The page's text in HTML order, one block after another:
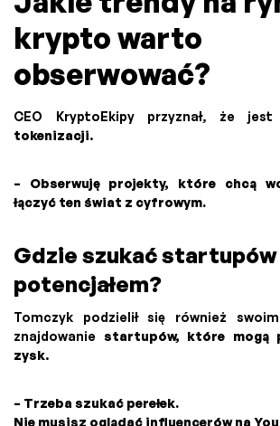
krypto warto
obserwować?
CEO KryptoEkipy przyznał, że jest
tokenizacji.
– Obserwuję projekty, które chcą
łączyć ten świat z cyfrowym.
Gdzie szukać startupów
potencjałem?
Tomczyk podzielił się również
znajdowanie startupów, które mogą
zysk.
– Trzeba szukać perełek.
Nie musisz oglądać influencerów na